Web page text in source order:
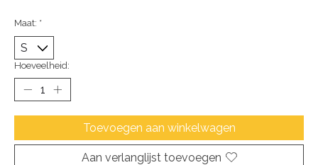
Maat: *
Hoeveelheid:
Toevoegen aan winkelwagen
Aan verlanglijst toevoegen